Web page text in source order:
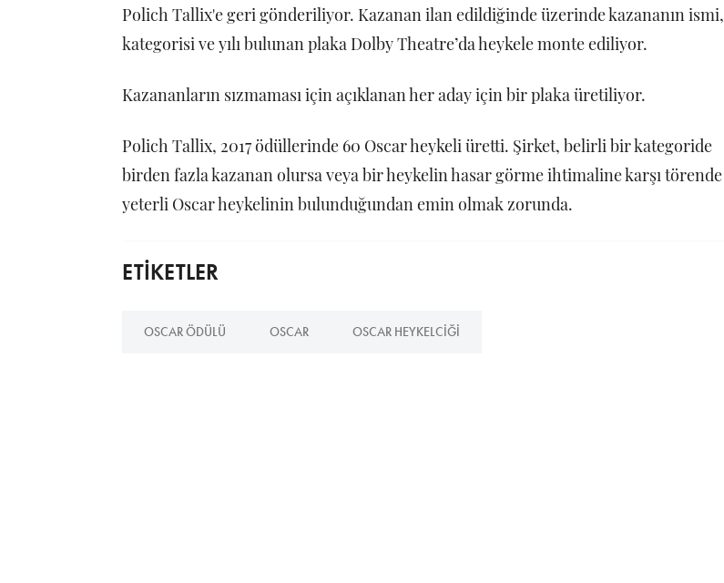
Polich Tallix'e geri gönderiliyor. Kazanan ilan edildiğinde üzerinde kazananın ismi,
kategorisi ve yılı bulunan plaka Dolby Theatre’da heykele monte ediliyor.
Kazananların sızmaması için açıklanan her aday için bir plaka üretiliyor.
Polich Tallix, 2017 ödüllerinde 60 Oscar heykeli üretti. Şirket, belirli bir kategoride
birden fazla kazanan olursa veya bir heykelin hasar görme ihtimaline karşı törende
yeterli Oscar heykelinin bulunduğundan emin olmak zorunda.
ETİKETLER
OSCAR ÖDÜLÜ OSCAR OSCAR HEYKELCIĞI